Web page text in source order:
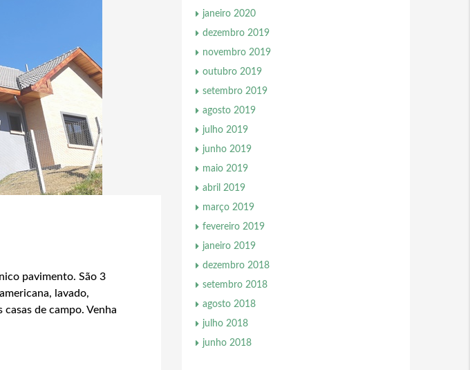
pavimento. São 3
lavado,
de campo. Venha
janeiro 2020
dezembro 2019
novembro 2019
outubro 2019
setembro 2019
agosto 2019
julho 2019
junho 2019
maio 2019
abril 2019
março 2019
fevereiro 2019
janeiro 2019
dezembro 2018
setembro 2018
agosto 2018
julho 2018
junho 2018